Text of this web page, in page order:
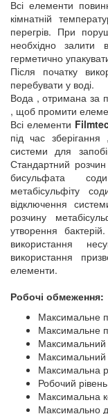
Всі елементи
кімнатній
перегрів. При
необхідно
герметично
Після початку
перебувати у воді.
Вода , отримана за
, щоб промити
Всі елементи
під час
системи для
Стандартний розчин
бисульфата
метабісульфіту
відключення
розчину
утворення
використання
використання
елементи.
Робочі обмеження:
Максимальне
Максимальне
Максимальний
Максимальна
Робочий
Максимальна
Максимально